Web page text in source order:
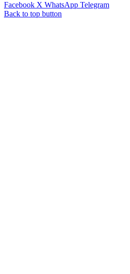
Facebook X WhatsApp Telegram
Back to top button